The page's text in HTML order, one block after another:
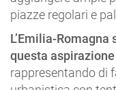
piazze regolari e
L’Emilia-
questa
rappresentando di